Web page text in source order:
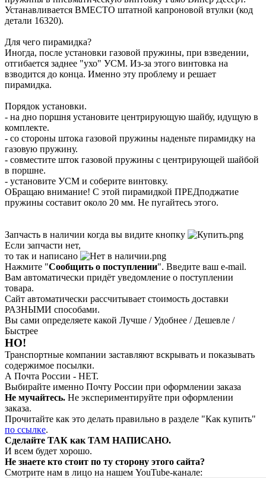
Устанавливается ВМЕСТО штатной капроновой втулки (код
детали 16320).
Для чего пирамидка?
Иногда, после установки газовой пружины, при взведении,
отгибается заднее "ухо" УСМ. Из-за этого винтовка на
взводится до конца. Именно эту проблему и решает
пирамидка.
Порядок установки.
- на дно поршня установите центрирующую шайбу, идущую в
комплекте.
- со стороны штока газовой пружины наденьте пирамидку на
газовую пружину.
- совместите шток газовой пружины с центрирующей шайбой
в поршне.
- установите УСМ и соберите винтовку.
ОБращаю внимание! С этой пирамидкой ПРЕДподжатие
пружины составит около 20 мм. Не пугайтесь этого.
Запчасть в наличии когда вы видите кнопку
Если запчасти нет,
то так и написано
Нажмите "Сообщить о поступлении". Введите ваш e-mail.
Вам автоматически придёт уведомление о поступлении
товара.
Сайт автоматически рассчитывает стоимость доставки
РАЗНЫМИ способами.
Вы сами определяете какой Лучше / Удобнее / Дешевле /
Быстрее
НО!
Транспортные компании заставляют вскрывать и показывать
содержимое посылки.
А Почта России - НЕТ.
Выбирайте именно Почту России при оформлении заказа
Не мучайтесь. Не экспериментируйте при оформлении
заказа.
Прочитайте как это делать правильно в разделе "Как купить"
по ссылке.
Сделайте ТАК как ТАМ НАПИСАНО.
И всем будет хорошо.
Не знаете кто стоит по ту сторону этого сайта?
Смотрите нам в лицо на нашем YouTube-канале: